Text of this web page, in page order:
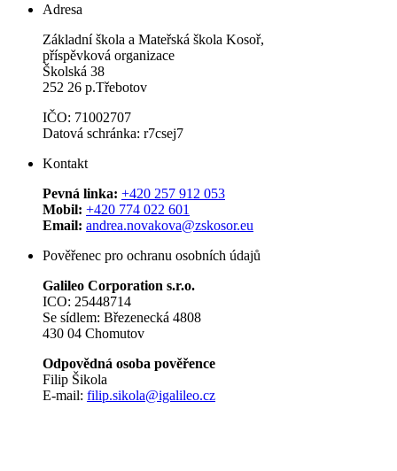
Adresa
Základní škola a Mateřská škola Kosoř,
příspěvková organizace
Školská 38
252 26 p.Třebotov
IČO: 71002707
Datová schránka: r7csej7
Kontakt
Pevná linka: +420 257 912 053
Mobil: +420 774 022 601
Email: andrea.novakova@zskosor.eu
Pověřenec pro ochranu osobních údajů
Galileo Corporation s.r.o.
ICO: 25448714
Se sídlem: Březenecká 4808
430 04 Chomutov
Odpovědná osoba pověřence
Filip Šikola
E-mail: filip.sikola@igalileo.cz